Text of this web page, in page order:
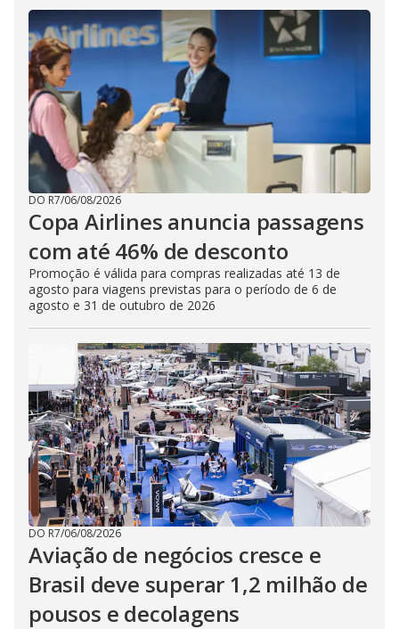
DO R7/06/08/2026
Copa Airlines anuncia passagens
com até 46% de desconto
Promoção é válida para compras realizadas até 13 de
agosto para viagens previstas para o período de 6 de
agosto e 31 de outubro de 2026
DO R7/06/08/2026
Aviação de negócios cresce e
Brasil deve superar 1,2 milhão de
pousos e decolagens